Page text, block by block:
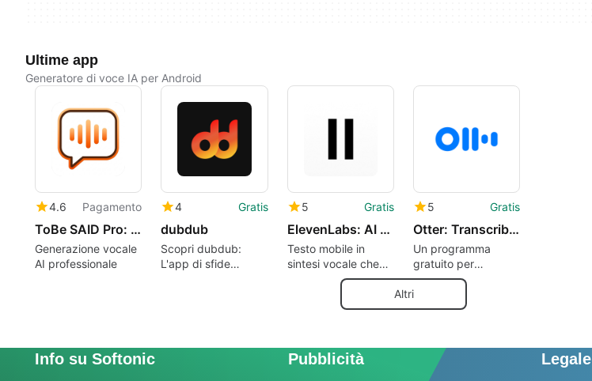
Ultime app
Generatore di voce IA per Android
4.6 Pagamento
ToBe SAID Pro: AI Voice Engine
Generazione vocale
AI professionale
4 Gratis
dubdub
Scopri dubdub:
L'app di sfide
5 Gratis
ElevenLabs: AI Voice Generator
Testo mobile in
sintesi vocale che
dà priorità a voci
pubblicabili
5 Gratis
Otter: Transcribe Voice Notes
Un programma
gratuito per
Android, realizzato
da Otter Developer.
Altri
Info su Softonic Pubblicità Legale